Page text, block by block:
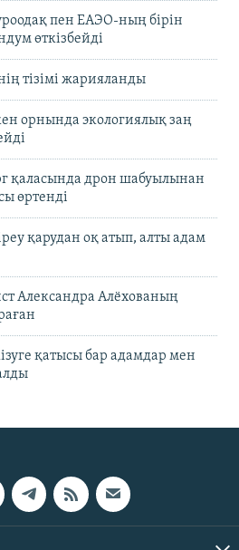
пен ЕАЭО-ның бірін
өткізбейді
тізімі жарияланды
орнында экологиялық заң
қаласында дрон шабуылынан
өртенді
қарудан оқ атып, алты адам
Александра Алёхованың
қатысы бар адамдар мен